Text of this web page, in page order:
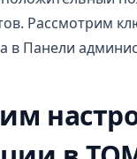
Рассмотрим
в Панели